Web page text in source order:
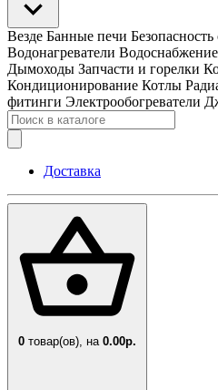
Везде Банные печи
Водонагреватели Водоснабжение
Дымоходы Запчасти и горелки
Кондиционирование Котлы
фитинги Электрообогреватели
Доставка
0 товар(ов), на 0.00р.